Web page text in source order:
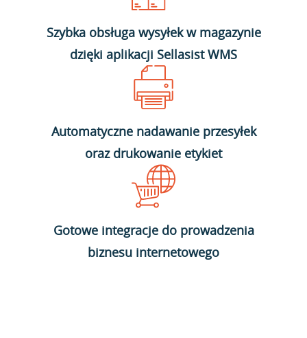
Szybka obsługa wysyłek w magazynie
dzięki aplikacji Sellasist WMS
Automatyczne nadawanie przesyłek
oraz drukowanie etykiet
Gotowe integracje do prowadzenia
biznesu internetowego